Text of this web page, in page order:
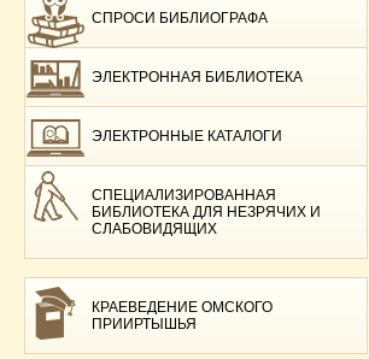
СПРОСИ БИБЛИОГРАФА
ЭЛЕКТРОННАЯ БИБЛИОТЕКА
ЭЛЕКТРОННЫЕ КАТАЛОГИ
СПЕЦИАЛИЗИРОВАННАЯ
БИБЛИОТЕКА ДЛЯ НЕЗРЯЧИХ И
СЛАБОВИДЯЩИХ
КРАЕВЕДЕНИЕ ОМСКОГО
ПРИИРТЫШЬЯ